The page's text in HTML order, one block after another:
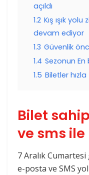
açıldı
1.2 Kış ışık
devam ediyor
1.3 Güvenlik
1.4 Sezonun
1.5 Biletler
Bilet
ve sms
7 Aralık
e-posta ve SMS